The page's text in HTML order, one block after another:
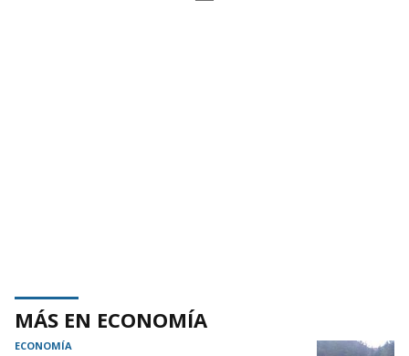
MÁS EN ECONOMÍA
ECONOMÍA